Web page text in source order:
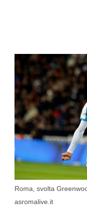
Roma, svolta
asromalive.it